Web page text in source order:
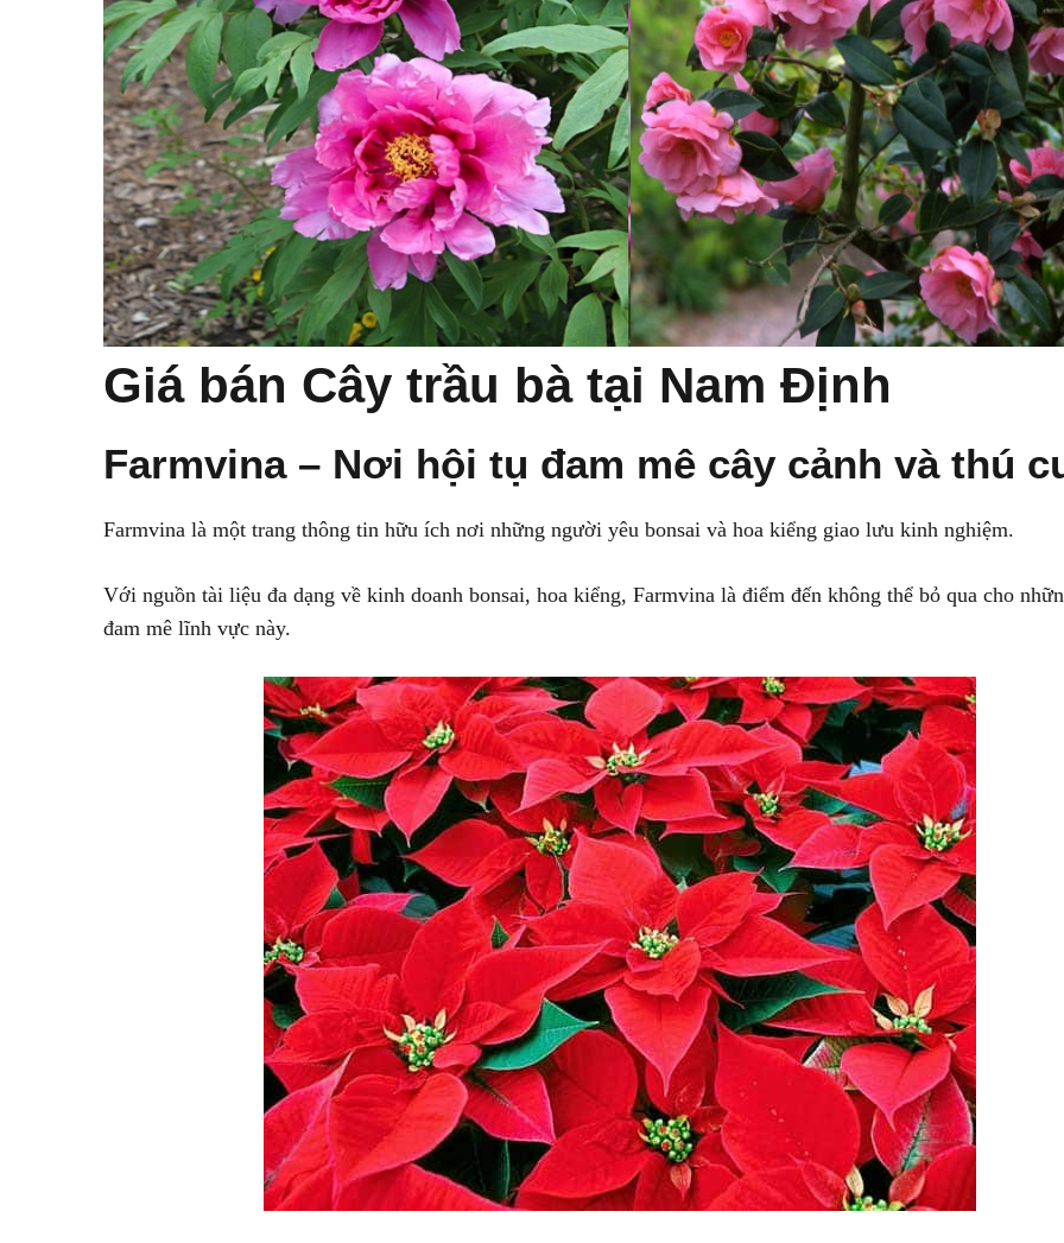
Giá bán Cây trầu bà tại Nam Định
Farmvina – Nơi hội tụ đam mê cây cảnh và thú
Farmvina là một trang thông tin hữu ích nơi những người yêu bonsai và hoa kiểng giao lưu kinh nghiệm.
Với nguồn tài liệu đa dạng về kinh doanh bonsai, hoa kiểng, Farmvina là điểm đến không thể bỏ qua cho
đam mê lĩnh vực này.